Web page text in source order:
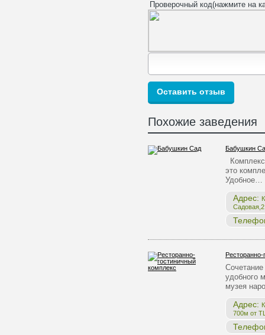
Проверочный код(нажмите на
Похожие заведения
Бабушкин
это
Удобное…
Адрес:
удобного
музея
Адрес:
700м от